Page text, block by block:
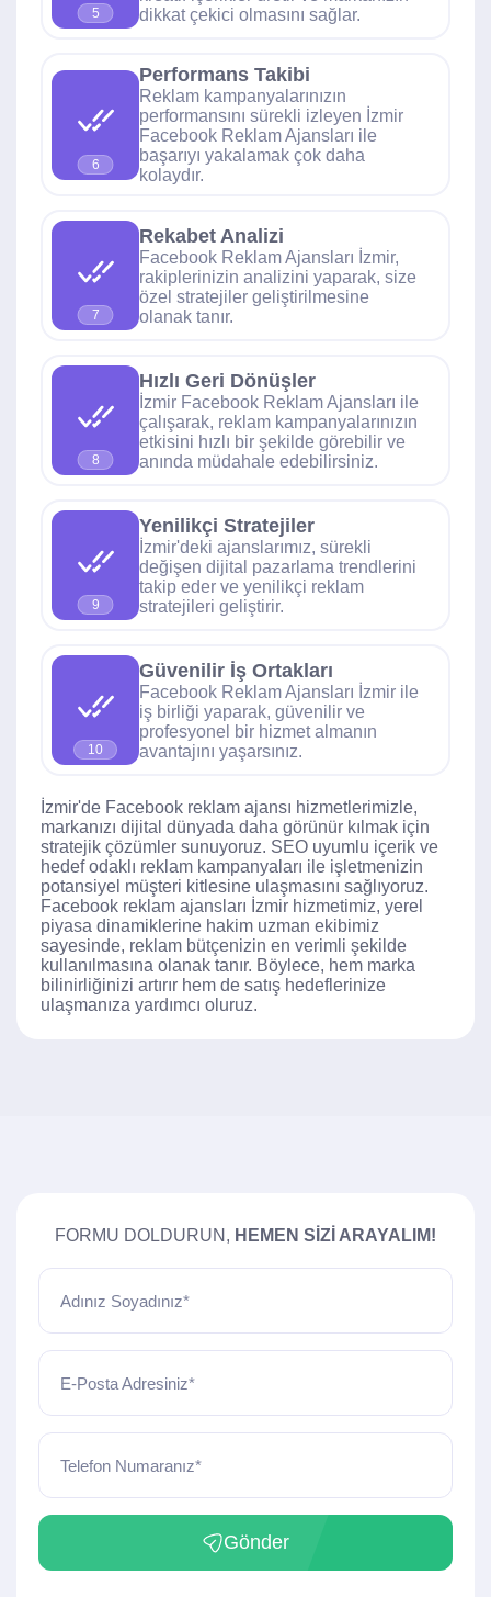
5
dikkat çekici olmasını sağlar.
6
Performans Takibi
Reklam kampanyalarınızın
performansını sürekli izleyen İzmir
Facebook Reklam Ajansları ile
başarıyı yakalamak çok daha
kolaydır.
7
Rekabet Analizi
Facebook Reklam Ajansları İzmir,
rakiplerinizin analizini yaparak, size
özel stratejiler geliştirilmesine
olanak tanır.
8
Hızlı Geri Dönüşler
İzmir Facebook Reklam Ajansları ile
çalışarak, reklam kampanyalarınızın
etkisini hızlı bir şekilde görebilir ve
anında müdahale edebilirsiniz.
9
Yenilikçi Stratejiler
İzmir'deki ajanslarımız, sürekli
değişen dijital pazarlama trendlerini
takip eder ve yenilikçi reklam
stratejileri geliştirir.
10
Güvenilir İş Ortakları
Facebook Reklam Ajansları İzmir ile
iş birliği yaparak, güvenilir ve
profesyonel bir hizmet almanın
avantajını yaşarsınız.
İzmir'de Facebook reklam ajansı hizmetlerimizle,
markanızı dijital dünyada daha görünür kılmak için
stratejik çözümler sunuyoruz. SEO uyumlu içerik ve
hedef odaklı reklam kampanyaları ile işletmenizin
potansiyel müşteri kitlesine ulaşmasını sağlıyoruz.
Facebook reklam ajansları İzmir hizmetimiz, yerel
piyasa dinamiklerine hakim uzman ekibimiz
sayesinde, reklam bütçenizin en verimli şekilde
kullanılmasına olanak tanır. Böylece, hem marka
bilinirliğinizi artırır hem de satış hedeflerinize
ulaşmanıza yardımcı oluruz.
FORMU DOLDURUN, HEMEN SIZI ARAYALIM!
Adınız Soyadınız*
E-Posta Adresiniz*
Telefon Numaranız*
Gönder